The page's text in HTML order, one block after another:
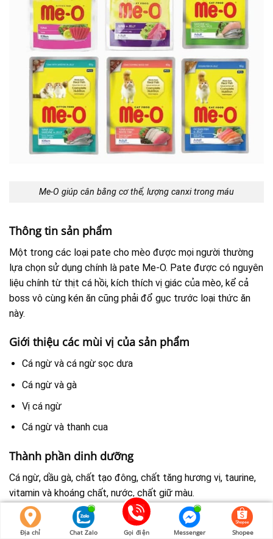
Me-O giúp cân bằng cơ thể, lượng canxi trong máu
Thông tin sản phẩm
Một trong các loại pate cho mèo được mọi người thường
lựa chọn sử dụng chính là pate Me-O. Pate được có nguyên
liệu chính từ thịt cá hồi, kích thích vị giác của mèo, kể cả
boss vô cùng kén ăn cũng phải đổ gục trước loại thức ăn
này.
Giới thiệu các mùi vị của sản phẩm
Cá ngừ và cá ngừ sọc dưa
Cá ngừ và gà
Vị cá ngừ
Cá ngừ và thanh cua
Thành phần dinh dưỡng
Cá ngừ, dầu gà, chất tạo đông, chất tăng hương vị, taurine,
vitamin và khoáng chất, nước, chất giữ màu.
Hàm lượng dinh dưỡng: Chất béo 1%, chất đạm 8%, chất xơ
1%, độ ẩm 89%.
Địa chỉ Chat Zalo Gọi điện Messenger Shopee